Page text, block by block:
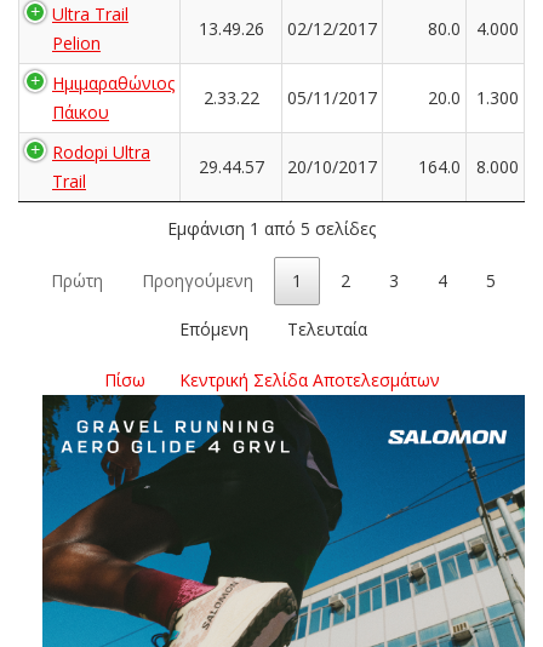
Ultra Trail
Pelion
13.49.26 02/12/2017 80.0 4.000
Ημιμαραθώνιος
Πάικου
2.33.22 05/11/2017 20.0 1.300
Rodopi Ultra
Trail
29.44.57 20/10/2017 164.0 8.000
Εμφάνιση 1 από 5 σελίδες
Πρώτη Προηγούμενη 1 2 3 4 5
Επόμενη Τελευταία
Πίσω Κεντρική Σελίδα Αποτελεσμάτων